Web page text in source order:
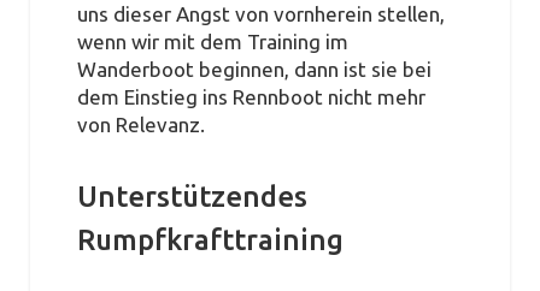
uns dieser Angst von vornherein stellen,
wenn wir mit dem Training im
Wanderboot beginnen, dann ist sie bei
dem Einstieg ins Rennboot nicht mehr
von Relevanz.
Unterstützendes
Rumpfkrafttraining